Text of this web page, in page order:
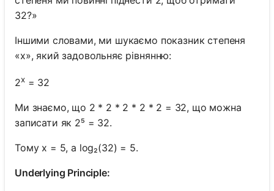
32?»
Іншими словами, ми шукаємо показник степеня
«x», який задовольняє рівнянню:
2x= 32
Ми знаємо, що 2 * 2 * 2 * 2 * 2 = 32, що можна
записати як 2⁵ = 32.
Тому x = 5, а log₂(32) = 5.
Underlying Principle: